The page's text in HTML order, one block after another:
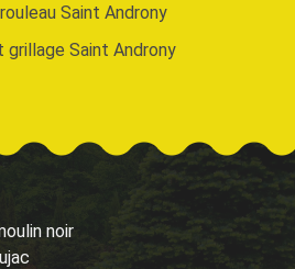
Saint Androny
Saint Androny
noir